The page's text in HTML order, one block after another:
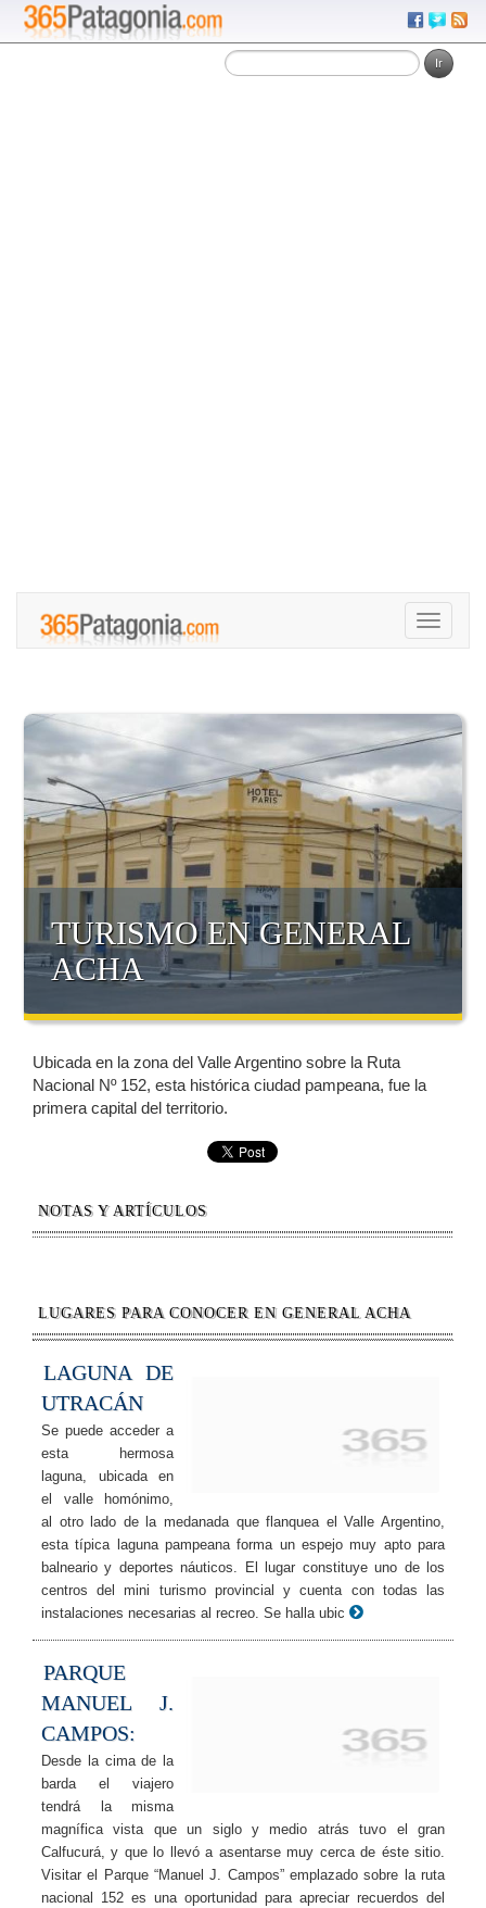
Toggle
TURISMO EN GENERAL
ACHA
Ubicada en la zona del Valle Argentino sobre la Ruta
Nacional Nº 152, esta histórica ciudad pampeana, fue la
primera capital del territorio.
NOTAS Y ARTÍCULOS
LUGARES PARA CONOCER EN GENERAL ACHA
LAGUNA DE
UTRACÁN
Se puede acceder a
esta hermosa
laguna, ubicada en
el valle homónimo,
al otro lado de la medanada que flanquea el Valle Argentino,
esta típica laguna pampeana forma un espejo muy apto para
balneario y deportes náuticos. El lugar constituye uno de los
centros del mini turismo provincial y cuenta con todas las
instalaciones necesarias al recreo. Se halla ubic
PARQUE
MANUEL J.
CAMPOS:
Desde la cima de la
barda el viajero
tendrá la misma
magnífica vista que un siglo y medio atrás tuvo el gran
Calfucurá, y que lo llevó a asentarse muy cerca de éste sitio.
Visitar el Parque “Manuel J. Campos” emplazado sobre la ruta
nacional 152 es una oportunidad para apreciar recuerdos del